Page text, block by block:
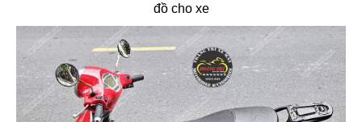
đồ cho xe